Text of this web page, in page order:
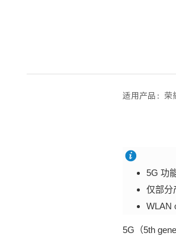
适用产品：
5G 功
仅部分
WLAN
5G（5th